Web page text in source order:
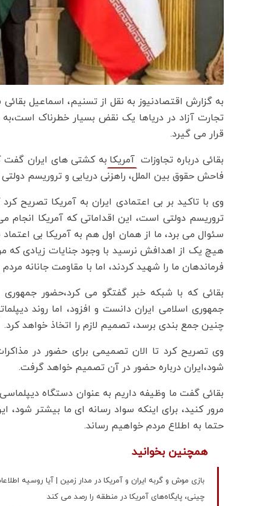
به گزارش اقتصادنیوز به نقل از تسنیم، اسماعیل
تجارت آزاد در دریاها یک نقض بسیار خطرناک است،‌به
قرار می گیرد.
بقائی درباره تجاوزات آمریکا به کشتی های ایران گفت
فاحش حقوق بین الملل، راهزنی دریایی و تروریسم
وی با تاکید بر بی اعتمادی ایران به آمریکا تصریح
تروریسم دولتی است، این اقداماتی که آمریکا انجام
سئوال می برد، ما از همان اول هم به آمریکا بی
هیچ یک از اهدافش نرسید با وجود جنایات زیادی که
فرماندهان ما را شهید کردند، اما با مقاومت جانانه
بقائی که با شبکه خبر گفتگو می کرد،‌حضور جمهوری
جمهوری اسلامی ایران دانست و افزود، اما روند
چنین جمع بندی برسد، تصمیم لازم را اتخاذ خواهد کرد.
وی تصریح کرد تا الان تصمیمی برای حضور در
شود،‌ایران درباره حضور در آن تصمیم خواهد گرفت.
بقائی گفت ما وظیفه داریم به عنوان دستگاه
مرور کنید، برای اینکه سواد رسانه ای ما بیشتر شود،
حتما به اطلاع مردم خواهیم رساند.
همچنین بخوانید
بازی موش و گربه ایران و آمریکا در مدار زمین | آیا روسیه
چینی، پایگاه‌های آمریکا در منطقه را رصد می کند